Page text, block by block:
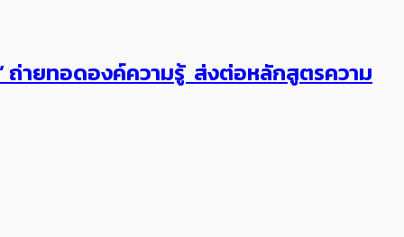
ถ่ายทอดองค์ความรู้ ส่งต่อหลักสูตรความ